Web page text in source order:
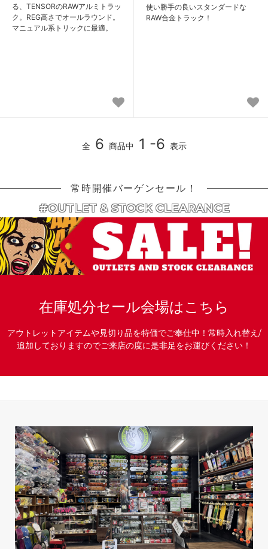
る、TENSORのRAWアルミトラッ
ク。REG高さでオールラウンド。
マニュアル系トリックに最適。
使い勝手の良いスタンダードな
RAW合金トラック！
全 6 商品中 1 -6 表示
常時開催バーゲンセール！
#OUTLET & STOCK CLEARANCE
在庫処分セール会場はこちら
アウトレットアイテムや見切り品を特価でご奉仕中！常時入れ替え/
追加しておりますのでご来店の度に是非足をお運びください！